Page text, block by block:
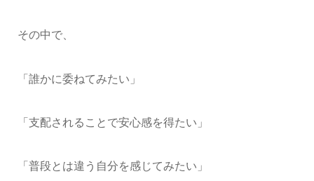
その中で、
「誰かに委ねてみたい」
「支配されることで安心感を得たい」
「普段とは違う自分を感じてみたい」